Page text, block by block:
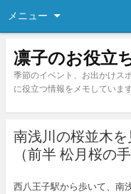
メニュー
凛子のお役立
季節のイベント、お出かけス
に役立つ情報をメモしています
南浅川の桜並木
（前半 松月桜の
西八王子駅から歩いて、南